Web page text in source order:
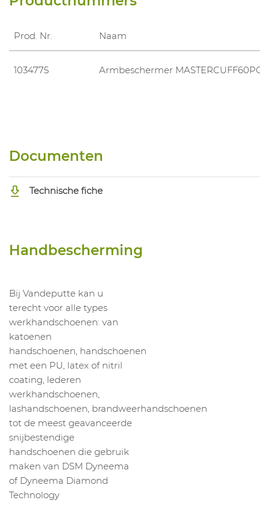
Prod. Nr. Naam
1034775 Armbeschermer
Documenten
Technische fiche
Handbescherming
Bij Vandeputte kan u
terecht voor alle types
werkhandschoenen: van
katoenen
handschoenen, handschoenen
met een PU, latex of nitril
coating, lederen
werkhandschoenen,
lashandschoenen, brandweerhandschoenen
tot de meest geavanceerde
snijbestendige
handschoenen die gebruik
maken van DSM Dyneema
of Dyneema Diamond
Technology